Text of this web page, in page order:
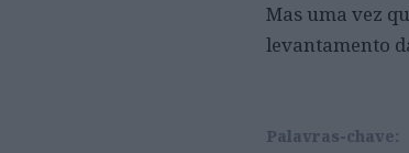
Mas uma vez
levantamento
Palavras-chave: